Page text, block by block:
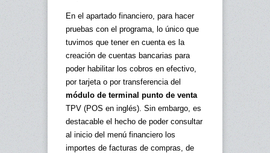
En el apartado financiero, para hacer
pruebas con el programa, lo único que
tuvimos que tener en cuenta es la
creación de cuentas bancarias para
poder habilitar los cobros en efectivo,
por tarjeta o por transferencia del
módulo de terminal punto de venta
TPV (POS en inglés). Sin embargo, es
destacable el hecho de poder consultar
al inicio del menú financiero los
importes de facturas de compras, de